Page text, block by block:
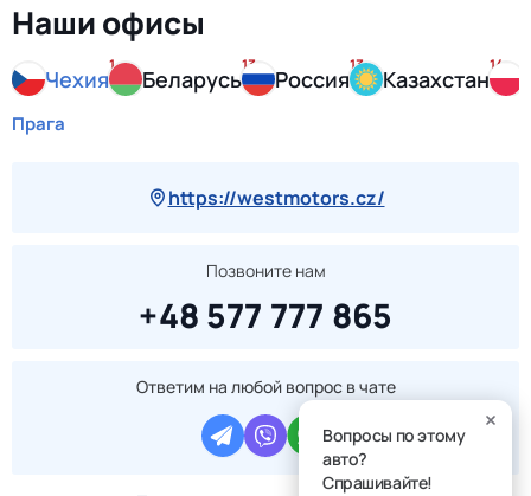
Наши офисы
Чехия
1
Беларусь
13
Россия
13
Казахстан
14
Прага
https://westmotors.cz/
Позвоните нам
+48 577 777 865
Ответим на любой вопрос в чате
Вопросы по этому
авто?
Спрашивайте!